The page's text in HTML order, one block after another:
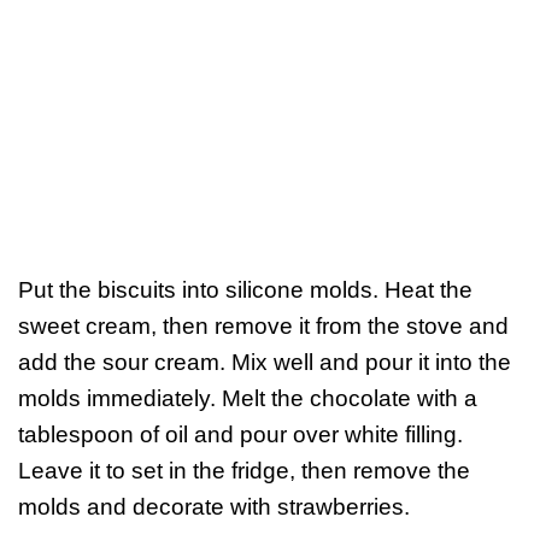
Put the biscuits into silicone molds. Heat the
sweet cream, then remove it from the stove and
add the sour cream. Mix well and pour it into the
molds immediately. Melt the chocolate with a
tablespoon of oil and pour over white filling.
Leave it to set in the fridge, then remove the
molds and decorate with strawberries.